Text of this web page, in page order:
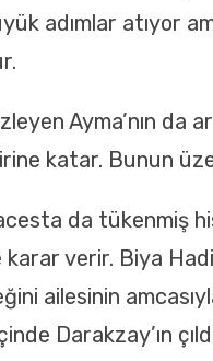
adımlar atıyor
Ayma’nın da
katar. Bunun
da tükenmiş
verir. Biya
ailesinin
Darakzay’ın